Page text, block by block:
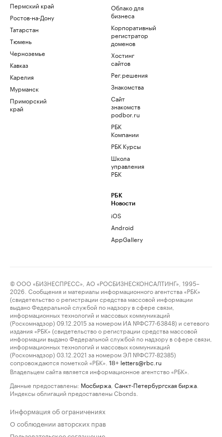
Пермский край
Ростов-на-Дону
Татарстан
Тюмень
Черноземье
Кавказ
Карелия
Мурманск
Приморский
край
Облако для
бизнеса
Корпоративный
регистратор
доменов
Хостинг
сайтов
Рег.решения
Знакомства
Сайт
знакомств
podbor.ru
РБК
Компании
РБК Курсы
Школа
управления
РБК
РБК
Новости
iOS
Android
AppGallery
© ООО «БИЗНЕСПРЕСС», АО «РОСБИЗНЕСКОНСАЛТИНГ», 1995–
2026. Сообщения и материалы информационного агентства «РБК»
(свидетельство о регистрации средства массовой информации
выдано Федеральной службой по надзору в сфере связи,
информационных технологий и массовых коммуникаций
(Роскомнадзор) 09.12.2015 за номером ИА №ФС77-63848) и сетевого
издания «РБК» (свидетельство о регистрации средства массовой
информации выдано Федеральной службой по надзору в сфере связи,
информационных технологий и массовых коммуникаций
(Роскомнадзор) 03.12.2021 за номером ЭЛ №ФС77-82385)
сопровождаются пометкой «РБК».
18+ letters@rbc.ru
Владельцем сайта является информационное агентство «РБК».
Данные предоставлены: Мосбиржа Санкт-Петербургская биржа
Индексы облигаций предоставлены Cbonds.
Информация об ограничениях
О соблюдении авторских прав